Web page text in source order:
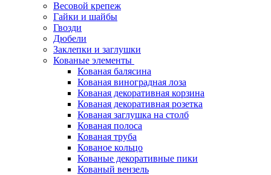
Весовой крепеж
Гайки и шайбы
Гвозди
Дюбели
Заклепки и заглушки
Кованые элементы
Кованая балясина
Кованая виноградная лоза
Кованая декоративная корзина
Кованая декоративная розетка
Кованая заглушка на столб
Кованая полоса
Кованая труба
Кованое кольцо
Кованые декоративные пики
Кованый вензель